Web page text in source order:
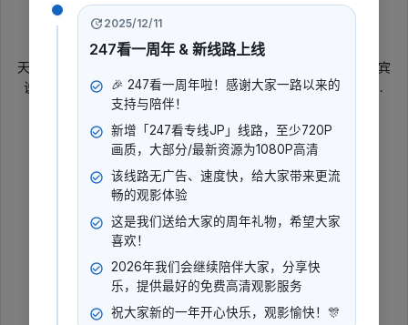
大陆综艺
天津卫视公益圆梦类栏目《幸福来敲门》，每期节目请出四位嘉宾
说出自己幸福心愿，心愿中包含各种公益故事，情感、生活、梦
想、未来。四位幸福观察员作为幸福大使，帮助嘉宾排忧解难，解
答困惑、提升幸福感、提出问题的解决方案。
导演:
暂无数据
演员 :
立即播放
2025/12/11
247看一周年 & 新线路上线
🎉 247看一周年啦！感谢大家一路以来的
支持与陪伴！
新增「247看专线JP」线路，至少720P
画质，大部分/最新资源为1080P高清
该线路无广告、速度快，给大家带来更流
畅的观影体验
这是我们送给大家的周年礼物，希望大家
喜欢！
2026年我们会继续陪伴大家，分享快
乐，提供最好的免费高清观影服务
祝大家新的一年开心快乐，观影愉快！🎊